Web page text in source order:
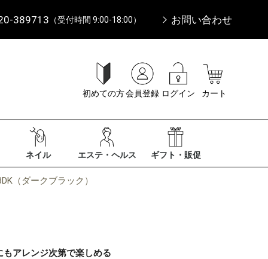
389713 （受付時間 9:00-18:00） お問い合わせ
初めての方会員登録 ログイン カート
ネイル エステ・ヘルス ギフト・販促
（ダークブラック）
アレンジ次第で楽しめる